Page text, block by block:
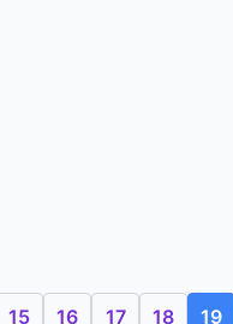
15 16 17 18 19